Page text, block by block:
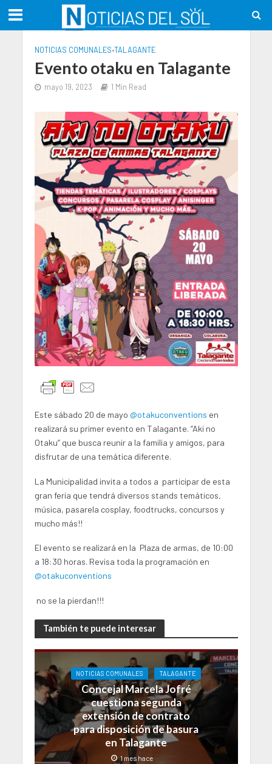
NOTICIAS COMUNALES•TALAGANTE
Evento otaku en Talagante
mayo 19, 2023 1 Min Read
Este sábado 20 de mayo @otakuconventions en
realizará su primer evento en Talagante. “Aki no
Otaku” que busca reunir a la familia y amigos, para
disfrutar de una temática diferente.
La Municipalidad invita a todos a participar de esta
gran feria que tendrá diversos stands temáticos,
música, pasarela cosplay, foodtrucks, concursos y
mucho más!!
El evento se realizará en la Plaza de armas, de 10:00
a 18:30 horas. Revisa toda la programación en
@otakuconventions
no se la pierdan!!!
También te puede interesar
NOTICIAS COMUNALES TALAGANTE
Concejal Marcela Jofré
cuestiona segunda
extensión de contrato
para disposición de basura
en Talagante
1 mes hace